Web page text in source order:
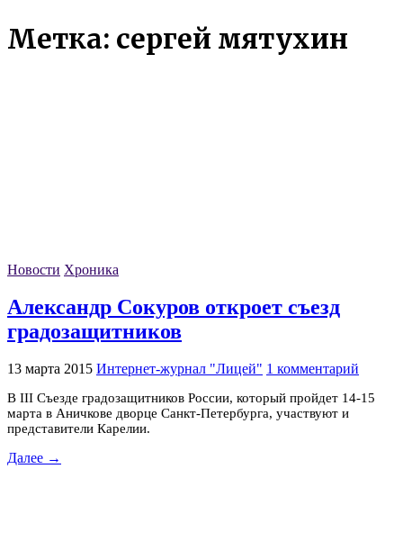
Метка: сергей мятухин
Новости Хроника
Александр Сокуров откроет съезд
градозащитников
13 марта 2015 Интернет-журнал "Лицей" 1 комментарий
В III Съезде градозащитников России, который пройдет 14-15
марта в Аничкове дворце Санкт-Петербурга, участвуют и
представители Карелии.
Далее →